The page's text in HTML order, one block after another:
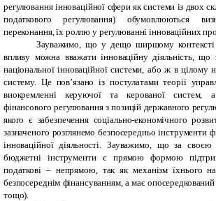
регулювання інноваційної сфери як системи із двох
податкового регулювання) обумовлюються
переконання, їх роллю у регулюванні інноваційних
Зауважимо, що у дещо ширшому контексті
впливу можна вважати інноваційну діяльність,
національної інноваційної системи, або ж в цілому
систему. Це пов’язано із постулатами теорії
виокремленні керуючої та керованої систем,
фінансового регулювання з позицій державного
якого є забезпечення соціально-економічного
зазначеного розглянемо безпосередньо інструменти
інноваційної діяльності. Зауважимо, що за
бюджетні інструменти є прямою формою
податкові – непрямою, так як механізм їхнього
безпосереднім фінансуванням, а має
тощо).